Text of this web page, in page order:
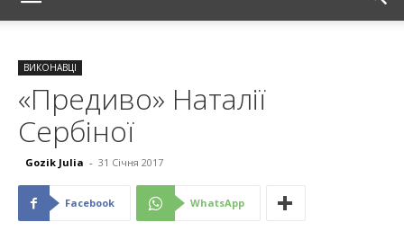
ВИКОНАВЦІ
«Предиво» Наталії
Сербіної
Gozik Julia - 31 Січня 2017
Facebook WhatsApp